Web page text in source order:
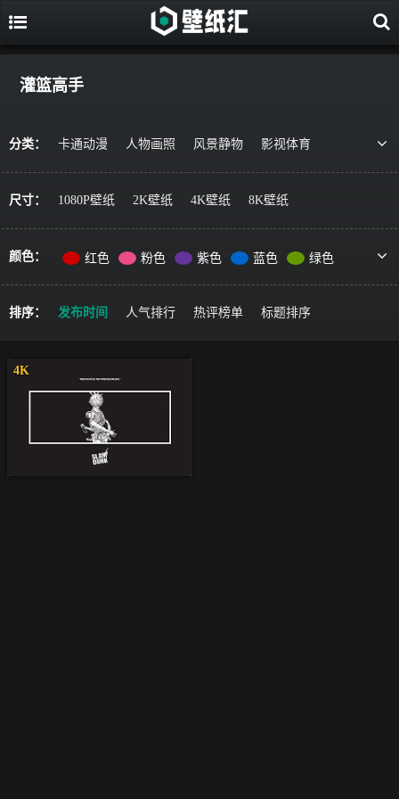
灌篮高手
分类： 卡通动漫 人物画照 风景静物
影视体育
艺术绘画
宇宙星空 军事科技
简约主义
尺寸： 1080P壁纸 2K壁纸 4K壁纸 8K壁纸
颜色： 红色 粉色 紫色 蓝色
绿色
黄色
橙色 棕色 灰色
黑色
彩色
排序： 发布时间 人气排行 热评榜单 标题排序
4K